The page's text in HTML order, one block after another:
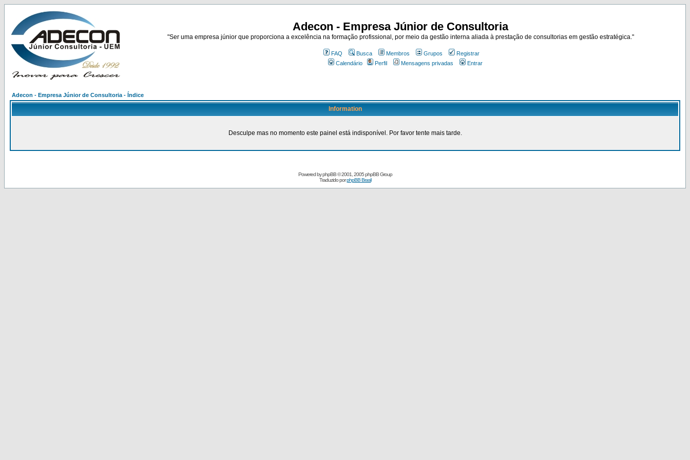
Adecon - Empresa Júnior de Consultoria
"Ser uma empresa júnior que proporciona a excelência na formação profissional, por meio da gestão interna aliada à prestação de consultorias em gestão estratégica."
FAQ Busca Membros Grupos
Registrar
Calendário
Perfil Mensagens privadas Entrar
Adecon - Empresa Júnior de Consultoria - Índice
Information
Desculpe mas no momento este painel está indisponível. Por favor tente mais tarde.
Powered byphpBB© 2001, 2005 phpBB Group
Traduzido porphpBB Brasil